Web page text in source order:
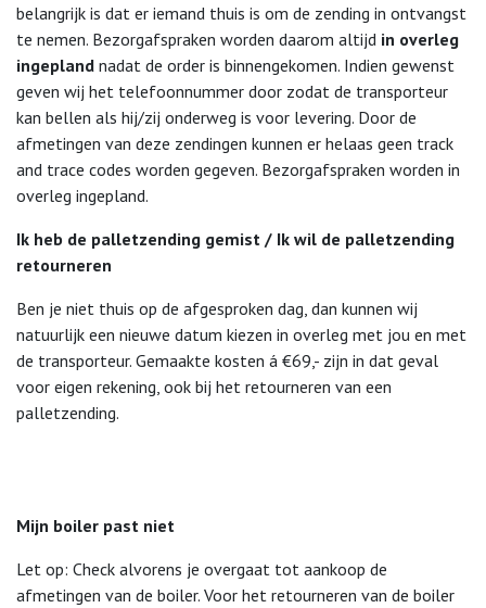
belangrijk is dat er iemand thuis is om de zending in ontvangst
te nemen. Bezorgafspraken worden daarom altijd in overleg
ingepland nadat de order is binnengekomen. Indien gewenst
geven wij het telefoonnummer door zodat de transporteur
kan bellen als hij/zij onderweg is voor levering. Door de
afmetingen van deze zendingen kunnen er helaas geen track
and trace codes worden gegeven. Bezorgafspraken worden in
overleg ingepland.
Ik heb de palletzending gemist / Ik wil de palletzending
retourneren
Ben je niet thuis op de afgesproken dag, dan kunnen wij
natuurlijk een nieuwe datum kiezen in overleg met jou en met
de transporteur. Gemaakte kosten á €69,- zijn in dat geval
voor eigen rekening, ook bij het retourneren van een
palletzending.
Mijn boiler past niet
Let op: Check alvorens je overgaat tot aankoop de
afmetingen van de boiler. Voor het retourneren van de boiler